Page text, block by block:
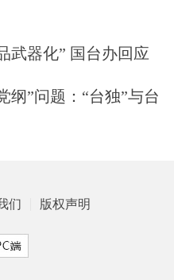
武器化” 国台办回应
纲”问题：“台独”与台
们 版权声明